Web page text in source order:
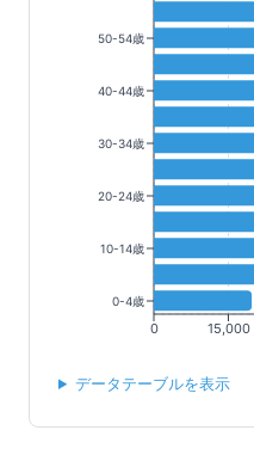
0 15,000
50-54歳
40-44歳
30-34歳
20-24歳
10-14歳
0-4歳
データテーブルを表示